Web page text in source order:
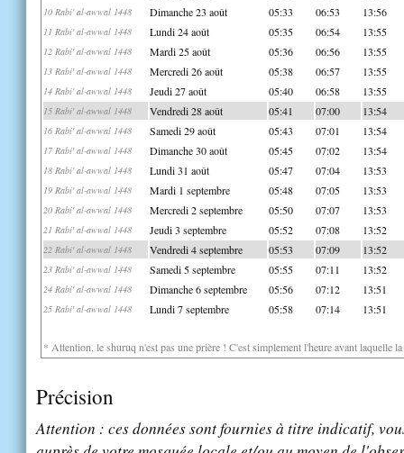
10 Rabi' al-awwal 1448 Dimanche 23 août 05:33 06:53 13:56
11 Rabi' al-awwal 1448 Lundi 24 août 05:35 06:54 13:55
12 Rabi' al-awwal 1448 Mardi 25 août 05:36 06:56 13:55
13 Rabi' al-awwal 1448 Mercredi 26 août 05:38 06:57 13:55
14 Rabi' al-awwal 1448 Jeudi 27 août 05:40 06:58 13:55
15 Rabi' al-awwal 1448 Vendredi 28 août 05:41 07:00 13:54
16 Rabi' al-awwal 1448 Samedi 29 août 05:43 07:01 13:54
17 Rabi' al-awwal 1448 Dimanche 30 août 05:45 07:02 13:54
18 Rabi' al-awwal 1448 Lundi 31 août 05:47 07:04 13:53
19 Rabi' al-awwal 1448 Mardi 1 septembre 05:48 07:05 13:53
20 Rabi' al-awwal 1448 Mercredi 2 septembre 05:50 07:07 13:53
21 Rabi' al-awwal 1448 Jeudi 3 septembre 05:52 07:08 13:52
22 Rabi' al-awwal 1448 Vendredi 4 septembre 05:53 07:09 13:52
23 Rabi' al-awwal 1448 Samedi 5 septembre 05:55 07:11 13:52
24 Rabi' al-awwal 1448 Dimanche 6 septembre 05:56 07:12 13:51
25 Rabi' al-awwal 1448 Lundi 7 septembre 05:58 07:14 13:51
* Attention, le shuruq n'est pas une prière ! C'est simplement l'heure avant laquelle
Précision
Attention : ces données sont fournies à titre indicatif,